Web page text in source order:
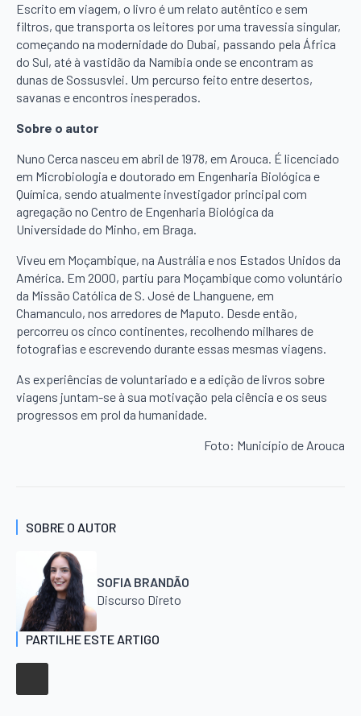
Escrito em viagem, o livro é um relato autêntico e sem
filtros, que transporta os leitores por uma travessia singular,
começando na modernidade do Dubai, passando pela África
do Sul, até à vastidão da Namíbia onde se encontram as
dunas de Sossusvlei. Um percurso feito entre desertos,
savanas e encontros inesperados.
Sobre o autor
Nuno Cerca nasceu em abril de 1978, em Arouca. É licenciado
em Microbiologia e doutorado em Engenharia Biológica e
Química, sendo atualmente investigador principal com
agregação no Centro de Engenharia Biológica da
Universidade do Minho, em Braga.
Viveu em Moçambique, na Austrália e nos Estados Unidos da
América. Em 2000, partiu para Moçambique como voluntário
da Missão Católica de S. José de Lhanguene, em
Chamanculo, nos arredores de Maputo. Desde então,
percorreu os cinco continentes, recolhendo milhares de
fotografias e escrevendo durante essas mesmas viagens.
As experiências de voluntariado e a edição de livros sobre
viagens juntam-se à sua motivação pela ciência e os seus
progressos em prol da humanidade.
Foto: Município de Arouca
SOBRE O AUTOR
SOFIA BRANDÃO
Discurso Direto
PARTILHE ESTE ARTIGO